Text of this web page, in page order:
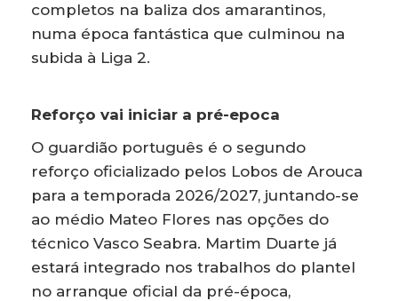
completos na baliza dos amarantinos,
numa época fantástica que culminou na
subida à Liga 2.
Reforço vai iniciar a pré-epoca
O guardião português é o segundo
reforço oficializado pelos Lobos de Arouca
para a temporada 2026/2027, juntando-se
ao médio Mateo Flores nas opções do
técnico Vasco Seabra. Martim Duarte já
estará integrado nos trabalhos do plantel
no arranque oficial da pré-época,